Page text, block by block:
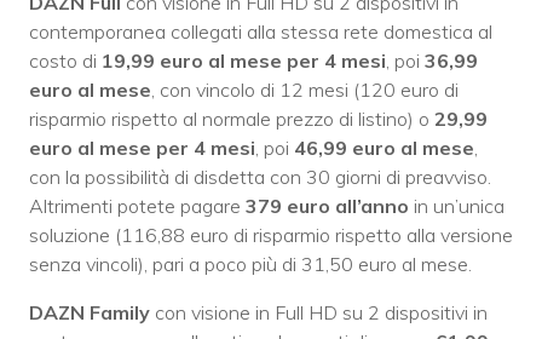
contemporanea collegati alla stessa rete domestica al
costo di 19,99 euro al mese per 4 mesi , poi 36,99
euro al mese , con vincolo di 12 mesi (120 euro di
risparmio rispetto al normale prezzo di listino) o 29,99
euro al mese per 4 mesi , poi 46,99 euro al mese
con la possibilità di disdetta con 30 giorni di preavviso.
Altrimenti potete pagare 379 euro all’anno in un’unica
soluzione (116,88 euro di risparmio rispetto alla versione
senza vincoli), pari a poco più di 31,50 euro al mese.
DAZN Family con visione in Full HD su 2 dispositivi in